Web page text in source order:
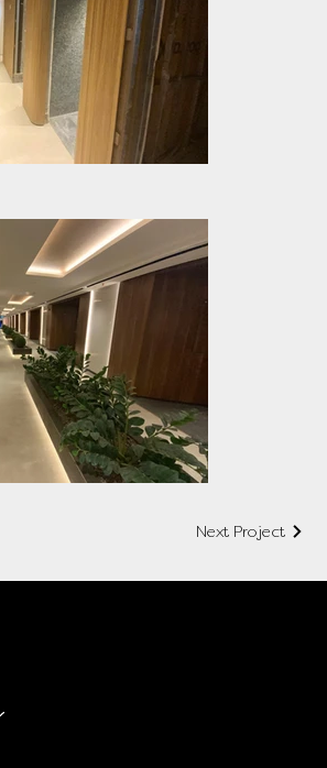
Next Project